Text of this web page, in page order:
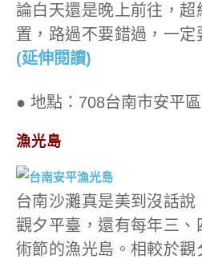
論白天還是晚上前往，超
置，路過不要錯過，一
(延伸閱讀)
● 地點：708台南市安平
漁光島
台南沙灘真是美到沒話
觀夕平臺，還有每年三、
術節的漁光島。相較於觀